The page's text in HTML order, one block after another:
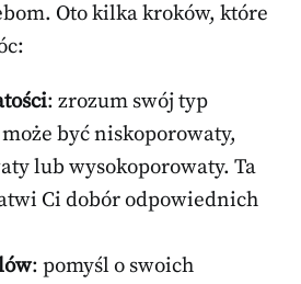
Oto kilka kroków, które
: zrozum swój typ
być niskoporowaty,
lub wysokoporowaty. Ta
Ci dobór odpowiednich
: pomyśl o swoich